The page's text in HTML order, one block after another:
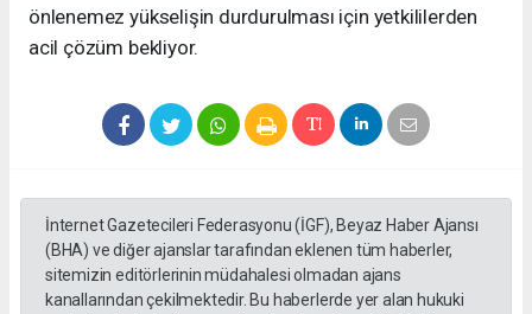
önlenemez yükselişin durdurulması için yetkililerden
acil çözüm bekliyor.
İnternet Gazetecileri Federasyonu (İGF), Beyaz Haber Ajansı
(BHA) ve diğer ajanslar tarafından eklenen tüm haberler,
sitemizin editörlerinin müdahalesi olmadan ajans
kanallarından çekilmektedir. Bu haberlerde yer alan hukuki